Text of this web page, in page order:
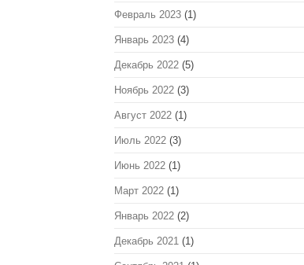
Февраль 2023 (1)
Январь 2023 (4)
Декабрь 2022 (5)
Ноябрь 2022 (3)
Август 2022 (1)
Июль 2022 (3)
Июнь 2022 (1)
Март 2022 (1)
Январь 2022 (2)
Декабрь 2021 (1)